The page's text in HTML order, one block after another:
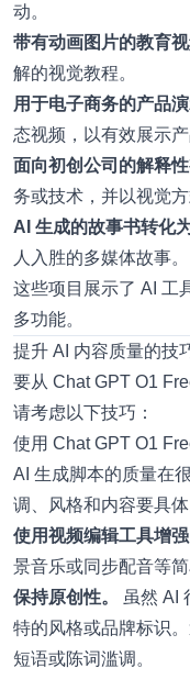
动。
带有动画图片的教育视
解的视觉教程。
用于电子商务的产品演
态视频，以有效展示产
面向初创公司的解释性
务或技术，并以视觉方
AI 生成的故事书转化
人入胜的多媒体故事。
这些项目展示了 AI 工
多功能。
提升 AI 内容质量的技
要从 Chat GPT O1
请考虑以下技巧：
使用 Chat GPT O1
AI 生成脚本的质量在
调、风格和内容要具体
使用视频编辑工具增强
景音乐或同步配音等
保持原创性。
虽然 AI
特的风格或品牌标识
短语或陈词滥调。